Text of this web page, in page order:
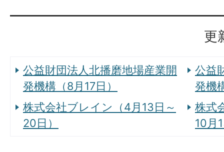
更
公益財団法人北播磨地場産業開
発機構（8月17日）
公益
発機
株式会社ブレイン（4月13日～
20日）
株式
10月